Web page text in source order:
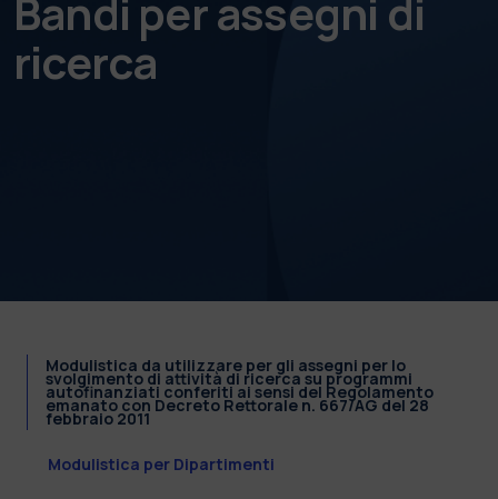
Bandi per assegni di
ricerca
Modulistica da utilizzare per gli assegni per lo
svolgimento di attività di ricerca su programmi
autofinanziati conferiti ai sensi del Regolamento
emanato con Decreto Rettorale n. 667/AG del 28
febbraio 2011
Modulistica per Dipartimenti